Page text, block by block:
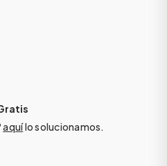
aquílo solucionamos.